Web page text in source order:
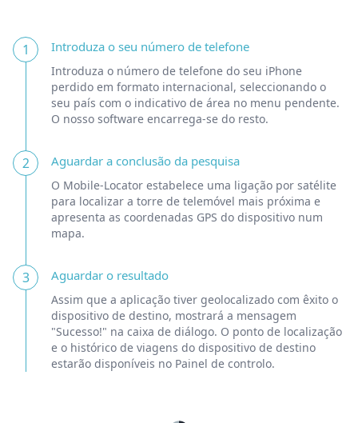
1 Introduza o seu número de telefone
Introduza o número de telefone do seu iPhone
perdido em formato internacional, seleccionando o
seu país com o indicativo de área no menu pendente.
O nosso software encarrega-se do resto.
2 Aguardar a conclusão da pesquisa
O Mobile-Locator estabelece uma ligação por satélite
para localizar a torre de telemóvel mais próxima e
apresenta as coordenadas GPS do dispositivo num
mapa.
3 Aguardar o resultado
Assim que a aplicação tiver geolocalizado com êxito o
dispositivo de destino, mostrará a mensagem
"Sucesso!" na caixa de diálogo. O ponto de localização
e o histórico de viagens do dispositivo de destino
estarão disponíveis no Painel de controlo.